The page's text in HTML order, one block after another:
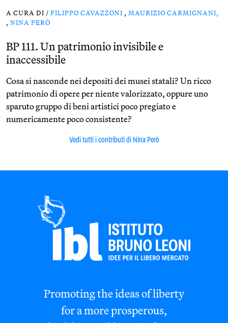
A CURA DI / FILIPPO CAVAZZONI , MAURIZIO CARMIGNANI,
, NINA PERÒ
BP 111. Un patrimonio invisibile e
inaccessibile
Cosa si nasconde nei depositi dei musei statali? Un ricco
patrimonio di opere per niente valorizzato, oppure uno
sparuto gruppo di beni artistici poco pregiato e
numericamente poco consistente?
Vedi tutti i contributi di Nina Però
Promoting the ideas of liberty
for a more prosperous,